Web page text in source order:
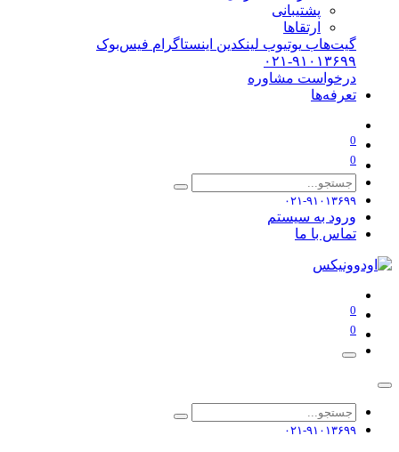
پشتیبانی
ارتقاها
گیت‌هاب یوتیوب لینکدین اینستاگرام فیس‌بوک
۰۲۱-۹۱۰۱۳۶۹۹
درخواست مشاوره
تعرفه‌ها
0
0
۰۲۱-۹۱۰۱۳۶۹۹
ورود به سیستم
تماس با ما
0
0
۰۲۱-۹۱۰۱۳۶۹۹